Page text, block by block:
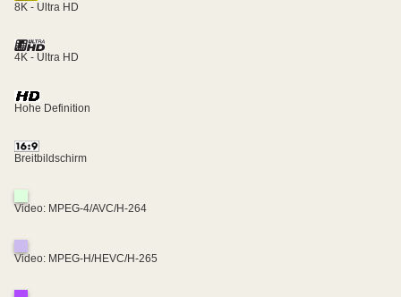
8K - Ultra HD
4K - Ultra HD
Hohe Definition
Breitbildschirm
Video: MPEG-4/AVC/H-264
Video: MPEG-H/HEVC/H-265